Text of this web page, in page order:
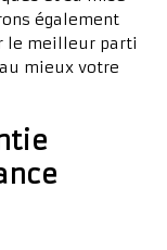
également
le meilleur parti
mieux votre